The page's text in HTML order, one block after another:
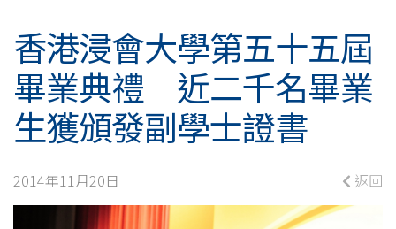
大
學
第
五
十
香港浸會大學第五十五屆
畢業典禮 近二千名畢業
生獲頒發副學士證書
2014年11月20日 返回